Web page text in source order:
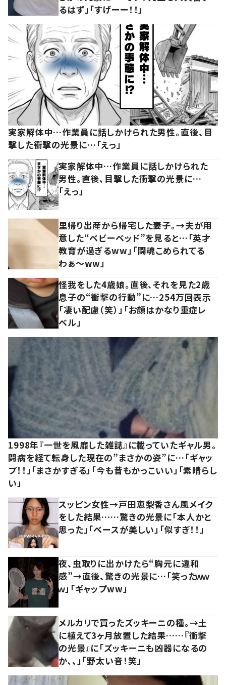
るはず」「すげーー！！」
実家解体中…作業員に話しかけられた男性。直後、目
撃した衝撃の光景に…「えっ」
実家解体中…作業員に話しかけられた
男性。直後、目撃した衝撃の光景に…
「えっ」
里帰り出産から帰宅した妻子。→夫が用
意した“ベビーベッド”を見ると…「英才
教育が過ぎるww」「闘魂こめられてる
わぁ～ww」
怪我をした4歳娘。直後、それを見た2歳
息子の“衝撃の行動”に…254万回表示
「凄い配慮（笑）」「お顔はかなり重症レ
ベル」
1998年『一世を風靡した雑誌』に載っていたギャル男。
闘病を経て転身した現在の”まさかの姿”に…「ギャッ
プ！！」「まさかすぎる」「今も昔もかっこいい」「素晴らし
い」
スッピン女性→戸田恵梨香さん風メイク
をした結果……驚きの光景に「本人かと
思った」「ベースが美しい」「似すぎ！！」
夜、虫取りに出かけたら“胸元に違和
感”→直後、驚きの光景に…「笑ったｗｗ
ｗ」「ギャップww」
メルカリで買ったズッキーニの種。→土
に植えて3ヶ月放置した結果……『衝撃
の光景』に「ズッキーニも凶器になるの
か、、」「野太い音！笑」